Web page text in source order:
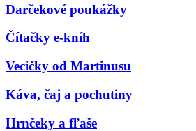
Darčekové poukážky
Čítačky e-kníh
Vecičky od Martinusu
Káva, čaj a pochutiny
Hrnčeky a fľaše